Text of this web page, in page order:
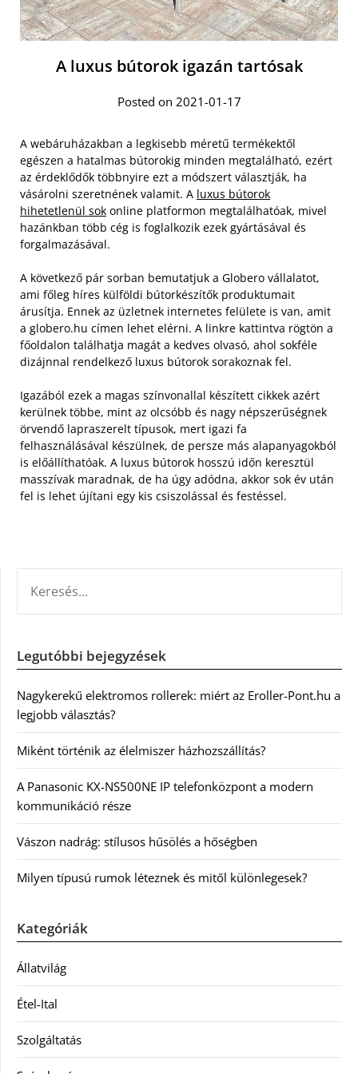
A luxus bútorok igazán tartósak
Posted on 2021-01-17
A webáruházakban a legkisebb méretű termékektől
egészen a hatalmas bútorokig minden megtalálható, ezért
az érdeklődők többnyire ezt a módszert választják, ha
vásárolni szeretnének valamit. A luxus bútorok
hihetetlenül sok online platformon megtalálhatóak, mivel
hazánkban több cég is foglalkozik ezek gyártásával és
forgalmazásával.
A következő pár sorban bemutatjuk a Globero vállalatot,
ami főleg híres külföldi bútorkészítők produktumait
árusítja. Ennek az üzletnek internetes felülete is van, amit
a globero.hu címen lehet elérni. A linkre kattintva rögtön a
főoldalon találhatja magát a kedves olvasó, ahol sokféle
dizájnnal rendelkező luxus bútorok sorakoznak fel.
Igazából ezek a magas színvonallal készített cikkek azért
kerülnek többe, mint az olcsóbb és nagy népszerűségnek
örvendő lapraszerelt típusok, mert igazi fa
felhasználásával készülnek, de persze más alapanyagokból
is előállíthatóak. A luxus bútorok hosszú időn keresztül
masszívak maradnak, de ha úgy adódna, akkor sok év után
fel is lehet újítani egy kis csiszolással és festéssel.
Legutóbbi bejegyzések
Nagykerekű elektromos rollerek: miért az Eroller-Pont.hu a
legjobb választás?
Miként történik az élelmiszer házhozszállítás?
A Panasonic KX-NS500NE IP telefonközpont a modern
kommunikáció része
Vászon nadrág: stílusos hűsölés a hőségben
Milyen típusú rumok léteznek és mitől különlegesek?
Kategóriák
Állatvilág
Étel-Ital
Szolgáltatás